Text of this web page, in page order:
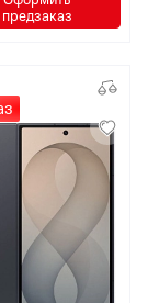
предзаказ